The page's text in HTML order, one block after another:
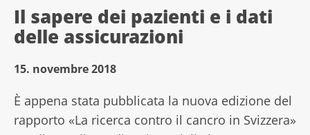
Il sapere dei pazienti e i dati
delle assicurazioni
15. novembre 2018
È appena stata pubblicata la nuova edizione del
rapporto «La ricerca contro il cancro in Svizzera»